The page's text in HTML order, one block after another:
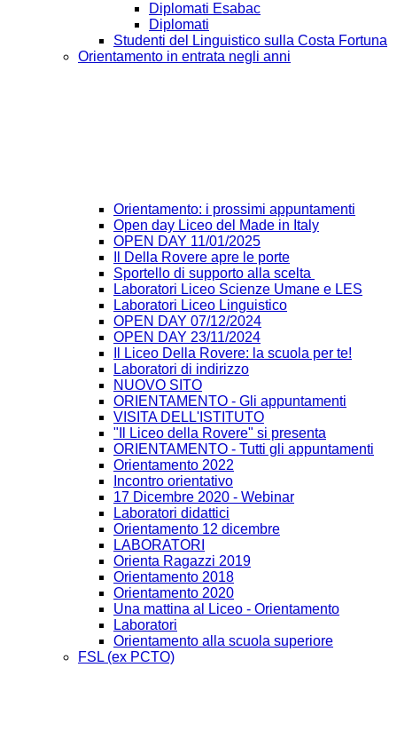
Diplomati Esabac
Diplomati
Studenti del Linguistico sulla Costa Fortuna
Orientamento in entrata negli anni
Orientamento: i prossimi appuntamenti
Open day Liceo del Made in Italy
OPEN DAY 11/01/2025
Il Della Rovere apre le porte
Sportello di supporto alla scelta
Laboratori Liceo Scienze Umane e LES
Laboratori Liceo Linguistico
OPEN DAY 07/12/2024
OPEN DAY 23/11/2024
Il Liceo Della Rovere: la scuola per te!
Laboratori di indirizzo
NUOVO SITO
ORIENTAMENTO - Gli appuntamenti
VISITA DELL'ISTITUTO
"Il Liceo della Rovere" si presenta
ORIENTAMENTO - Tutti gli appuntamenti
Orientamento 2022
Incontro orientativo
17 Dicembre 2020 - Webinar
Laboratori didattici
Orientamento 12 dicembre
LABORATORI
Orienta Ragazzi 2019
Orientamento 2018
Orientamento 2020
Una mattina al Liceo - Orientamento
Laboratori
Orientamento alla scuola superiore
FSL (ex PCTO)